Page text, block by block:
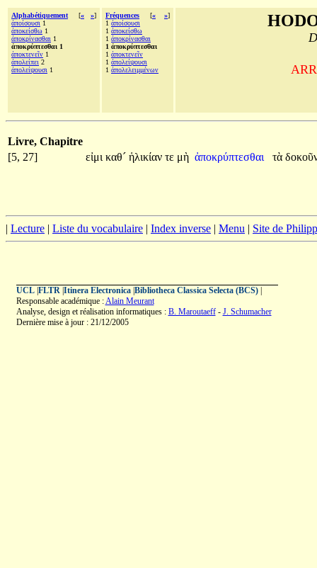
Alphabétiquement [« »]
ἀποίσουσι 1
ἀποκείσθω 1
ἀποκρίνασθαι 1
ἀποκρύπτεσθαι 1
ἀποκτενεῖν 1
ἀπολείπει 2
ἀπολείψουσι 1
Fréquences [« »]
1 ἀποίσουσι
1 ἀποκείσθω
1 ἀποκρίνασθαι
1 ἀποκρύπτεσθαι
1 ἀποκτενεῖν
1 ἀπολείψουσι
1 ἀπολελειμμένων
Livre, Chapitre
[5, 27]
εἰμι καθ´ ἡλικίαν τε μὴ ἀποκρύπτεσθαι τὰ
| Lecture | Liste du vocabulaire | Index inverse | Menu | Site de
UCL| FLTR| Itinera Electronica| Bibliotheca Classica Selecta (BCS)|
Responsable académique :Alain Meurant
Analyse, design et réalisation informatiques : B. Maroutaeff- J. Schumacher
Dernière mise à jour : 21/12/2005